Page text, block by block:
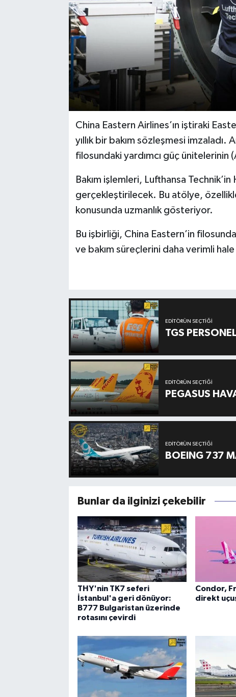
China Eastern Airlines’ın iştiraki
yıllık bir bakım sözleşmesi
filosundaki yardımcı güç ünitelerinin
Bakım işlemleri, Lufthansa
gerçekleştirilecek. Bu atölye,
konusunda uzmanlık gösteriyor.
Bu işbirliği, China Eastern’in
ve bakım süreçlerini daha verimli
EDITÖRÜN SEÇTIĞI
TGS
EDITÖRÜN SEÇTIĞI
PEGASUS
EDITÖRÜN SEÇTIĞI
BOEING 737
Bunlar da ilginizi çekebilir
THY'nin TK7 seferi
İstanbul'a geri dönüyor:
B777 Bulgaristan üzerinde
rotasını çevirdi
Condor,
direkt